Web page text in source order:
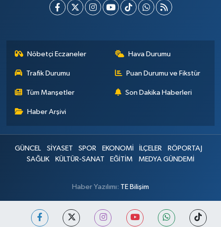
Nöbetçi Eczaneler Hava Durumu
Trafik Durumu Puan Durumu ve Fikstür
Tüm Manşetler Son Dakika Haberleri
Haber Arşivi
GÜNCEL SİYASET SPOR EKONOMİ İLÇELER
RÖPORTAJ
SAĞLIK
KÜLTÜR-SANAT EĞİTİM MEDYA GÜNDEMİ
Haber Yazılımı: TE Bilişim